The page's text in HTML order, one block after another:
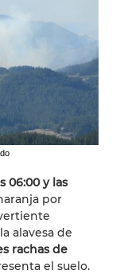
06:00 y las
por
alavesa de
rachas de
el suelo.